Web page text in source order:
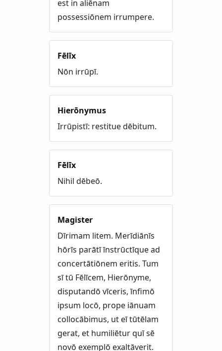
est in aliēnam
possessiōnem irrumpere.
Fēlīx
Nōn irrūpī.
Hierōnymus
Irrūpistī: restitue dēbitum.
Fēlīx
Nihil dēbeō.
Magister
Dīrimam litem. Merīdiānīs
hōrīs parātī īnstrūctīque ad
concertātiōnem eritis. Tum
sī tū Fēlīcem, Hierōnyme,
disputandō vīceris, īnfimō
ipsum locō, prope iānuam
collocābimus, ut eī tūtēlam
gerat, et humiliētur quī sē
novō exemplō exaltāverit.